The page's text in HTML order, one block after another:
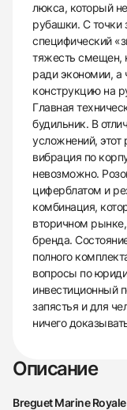
люкса, который
рубашки. С точки
специфический
тяжесть смещен,
ради экономии, а
конструкцию на
Главная
будильник. В
усложнений, этот
вибрация по
невозможно.
циферблатом и
комбинация,
вторичном
бренда.
полного
вопросы по
инвестиционный
запястья и для
ничего
Описание
Breguet Marine Royale